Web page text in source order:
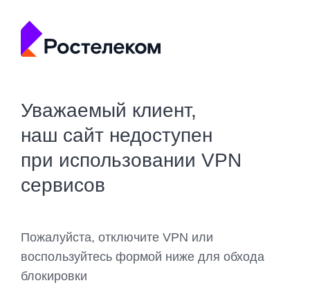
Уважаемый клиент,
наш сайт недоступен
при использовании VPN
сервисов
Пожалуйста, отключите VPN или
воспользуйтесь формой ниже для обхода
блокировки